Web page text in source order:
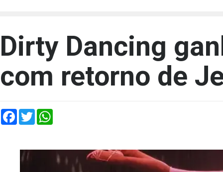
Dirty Dancing
com retorno de
Facebook
Twitter